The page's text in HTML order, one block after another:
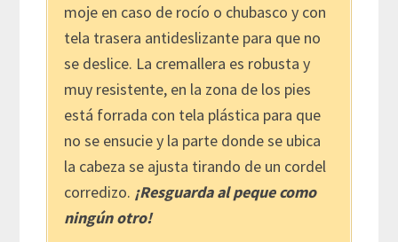
moje en caso de rocío o chubasco y con
tela trasera antideslizante para que no
se deslice. La cremallera es robusta y
muy resistente, en la zona de los pies
está forrada con tela plástica para que
no se ensucie y la parte donde se ubica
la cabeza se ajusta tirando de un cordel
corredizo. ¡Resguarda al peque como
ningún otro!